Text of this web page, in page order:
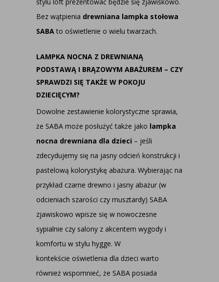
Bez wątpienia drewniana lampka stołowa
SABAto oświetlenie o wielu twarzach.
LAMPKA NOCNA Z DREWNIANĄ
PODSTAWĄ I BRĄZOWYM ABAŻUREM – CZY
SPRAWDZI SIĘ TAKŻE W POKOJU
DZIECIĘCYM?
Dowolne zestawienie kolorystyczne sprawia,
że SABA może posłużyć także jako lampka
nocna drewniana dla dzieci – jeśli
zdecydujemy się na jasny odcień konstrukcji i
pastelową kolorystykę abażura. Wybierając na
przykład czarne drewno i jasny abażur (w
odcieniach szarości czy musztardy) SABA
zjawiskowo wpisze się w nowoczesne
sypialnie czy salony z akcentem wygody i
komfortu w stylu hygge. W
kontekście oświetlenia dla dzieci warto
również wspomnieć, że SABA posiada